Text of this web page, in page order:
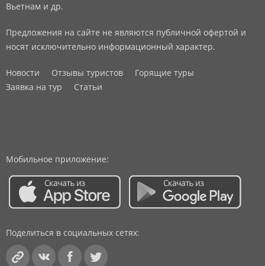
Вьетнам и др.
Предложения на сайте не являются публичной офертой и
носят исключительно информационный характер.
Новости Отзывы туристов
Горящие туры
Заявка на тур
Статьи
Мобильное приложение:
Поделиться в социальных сетях: